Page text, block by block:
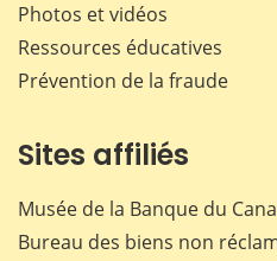
Photos et vidéos
Ressources éducatives
Prévention de la fraude
Sites affiliés
Musée de la Banque du
Bureau des biens non